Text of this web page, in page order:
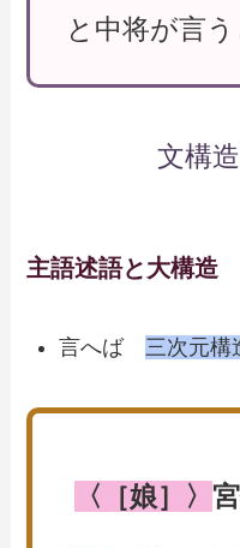
と中将が言う
文構
主語述語と大構造
言へば三次元構
〈［娘］〉